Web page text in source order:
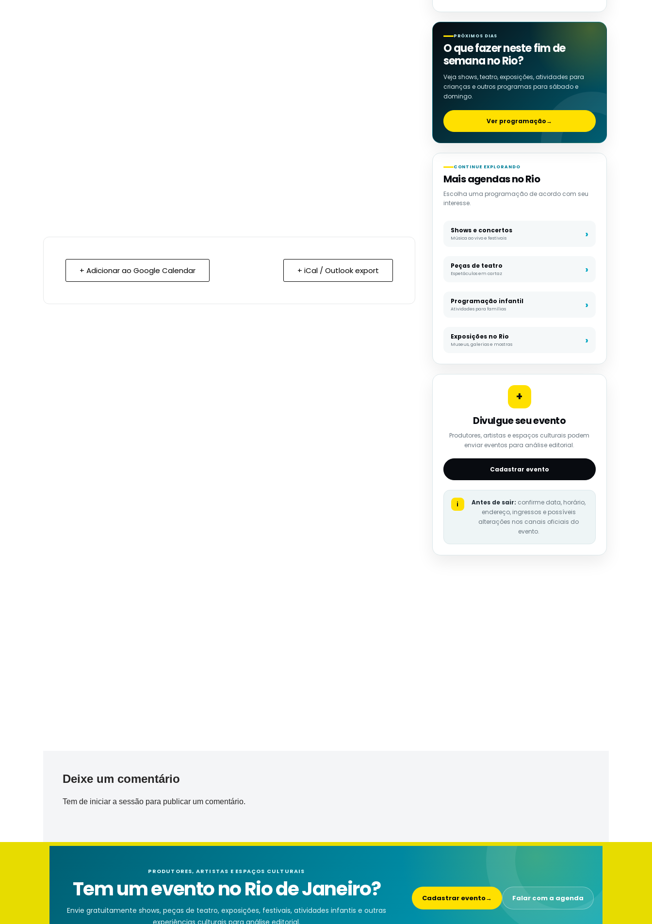
+ Adicionar ao Google Calendar + iCal / Outlook export
PRÓXIMOS DIAS
O que fazer neste fim de
semana no Rio?
Veja shows, teatro, exposições, atividades para
crianças e outros programas para sábado e
domingo.
Ver programação→
CONTINUE EXPLORANDO
Mais agendas no Rio
Escolha uma programação de acordo com seu
interesse.
Shows e concertos
Música ao vivo e festivais
Peças de teatro
Espetáculos em cartaz
Programação infantil
Atividades para famílias
Exposições no Rio
Museus, galerias e mostras
+
Divulgue seu evento
Produtores, artistas e espaços culturais podem
enviar eventos para análise editorial.
Cadastrar evento
i Antes de sair: confirme data, horário,
endereço, ingressos e possíveis
alterações nos canais oficiais do
evento.
Deixe um comentário
Tem de iniciar a sessão para publicar um comentário.
PRODUTORES, ARTISTAS E ESPAÇOS CULTURAIS
Tem um evento no Rio de Janeiro?
Envie gratuitamente shows, peças de teatro, exposições, festivais, atividades infantis e outras
experiências culturais para análise editorial.
Cadastrar evento→ Falar com a agenda